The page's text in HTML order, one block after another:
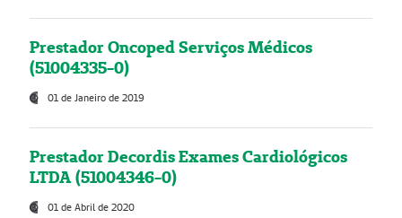
Prestador Oncoped Serviços Médicos
(51004335-0)
01 de Janeiro de 2019
Prestador Decordis Exames Cardiológicos
LTDA (51004346-0)
01 de Abril de 2020